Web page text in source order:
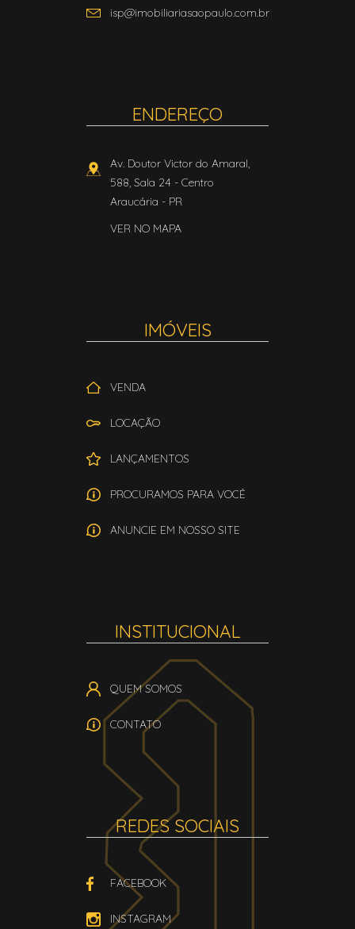
isp@imobiliariasaopaulo.com.br
ENDEREÇO
Av. Doutor Victor do Amaral,
588, Sala 24 - Centro
Araucária - PR
VER NO MAPA
IMÓVEIS
VENDA
LOCAÇÃO
LANÇAMENTOS
PROCURAMOS PARA VOCÊ
ANUNCIE EM NOSSO SITE
INSTITUCIONAL
QUEM SOMOS
CONTATO
REDES SOCIAIS
FACEBOOK
INSTAGRAM